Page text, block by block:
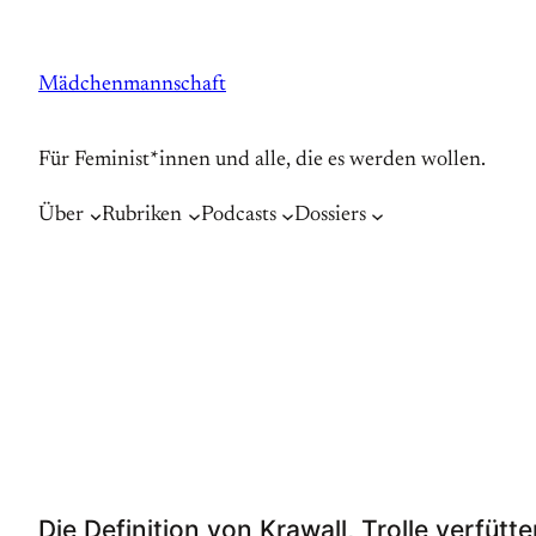
springen
Mädchenmannschaft
Für Feminist*innen und alle, die es werden wollen.
Über Rubriken Podcasts Dossiers
Die Definition von Krawall, Trolle